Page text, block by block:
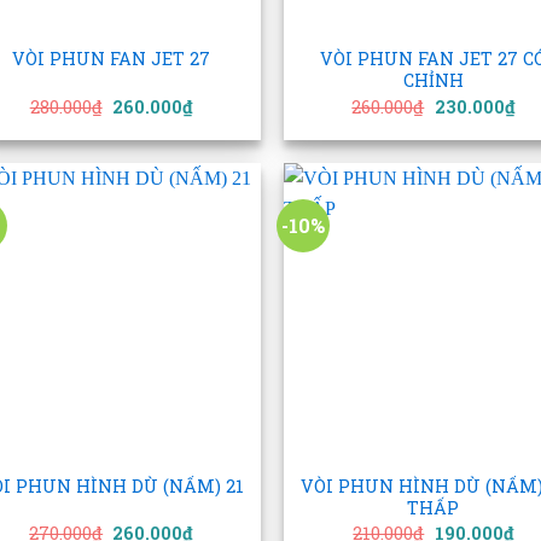
VÒI PHUN FAN JET 27
280.000₫ Giá
là:
280.000₫.
260.000₫Giá
hiện
tại
là:
260.000₫.
VÒI PHUN FAN JET 27
CHỈNH
260.000₫ Giá
là:
260.000₫.
230.000₫Giá
tại
là:
PHUN HÌNH DÙ (NẤM) 21
270.000₫ Giá
260.000₫Giá
-10%
VÒI PHUN HÌNH DÙ
THẤP
210.000₫ Giá
190.000₫Giá